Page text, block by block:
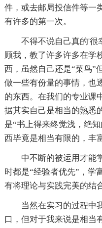
件，或去邮局投信件等一
有许多的第一次。
不得不说自己真的'很
顾我，教了许多许多在学
西，虽然自己还是“菜鸟”
做一些有份量的事情，也
的东西。在我们的专业课
据其实自己是相当的熟悉
是“书上得来终觉浅，绝
西毕竟是相当有限的，丰
中不断的被运用才能
时都是“经验者优先”，学
有将理论与实践完美的结
当然在实习的过程中
口，但对于我来说是相当